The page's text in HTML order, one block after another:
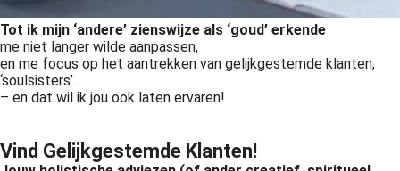
Tot ik mijn ‘andere’ zienswijze als ‘goud’ erkende
me niet langer wilde aanpassen,
en me focus op het aantrekken van gelijkgestemde klanten,
‘soulsisters’.
– en dat wil ik jou ook laten ervaren!
Vind Gelijkgestemde Klanten!